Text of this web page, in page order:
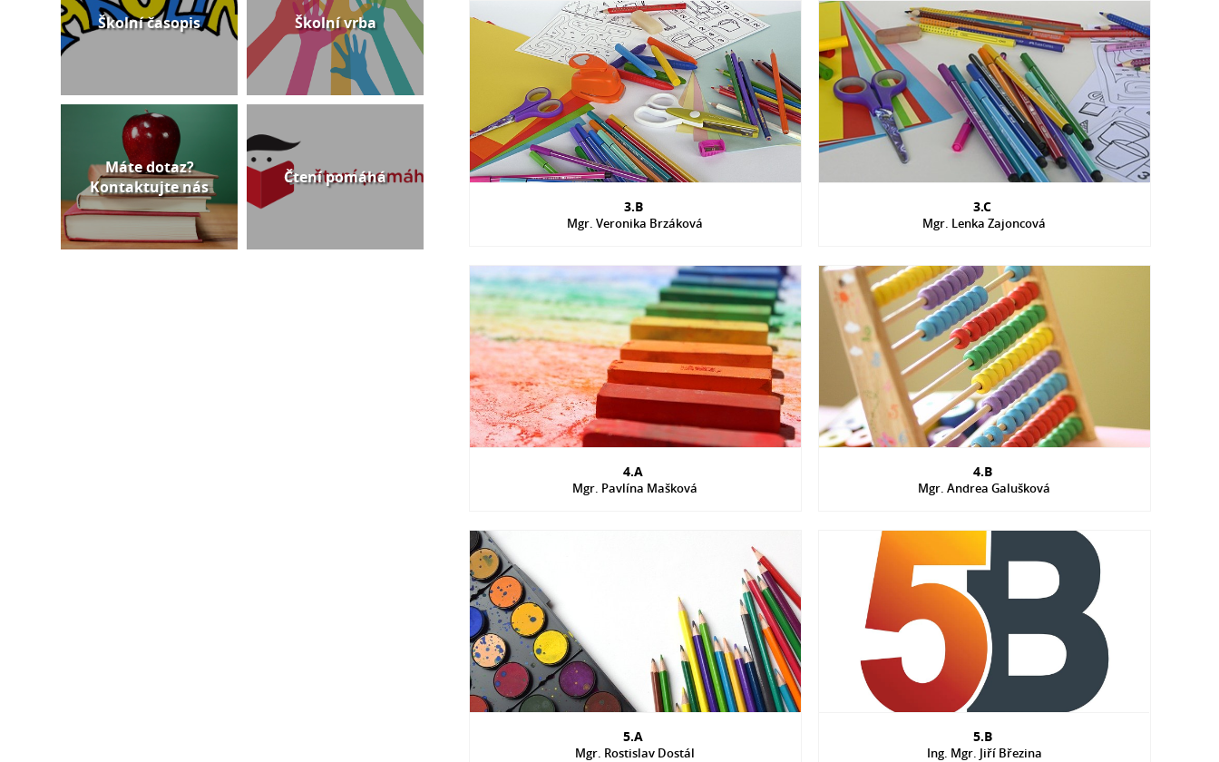
3.B
Mgr. Veronika Brzáková
3.C
Mgr. Lenka Zajoncová
4.A
Mgr. Pavlína Mašková
4.B
Mgr. Andrea Galušková
5.A
Mgr. Rostislav Dostál
5.B
Ing. Mgr. Jiří Březina
Školní časopis Školní vrba
Máte dotaz?
Kontaktujte nás
Čtení pomáhá